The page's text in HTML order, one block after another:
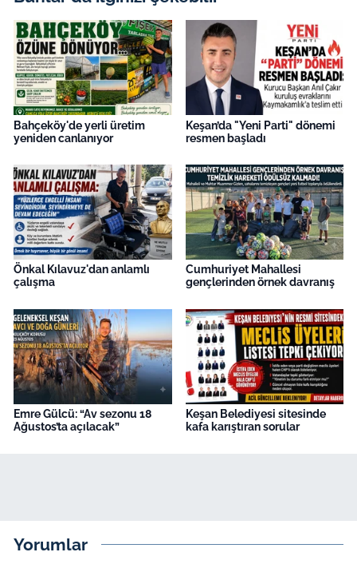
Bahçeköy'de yerli üretim
yeniden canlanıyor
Keşan’da "Yeni Parti" dönemi
resmen başladı
Önkal Kılavuz'dan anlamlı
çalışma
Cumhuriyet Mahallesi
gençlerinden örnek davranış
Emre Gülcü: “Av sezonu 18
Ağustos’ta açılacak”
Keşan Belediyesi sitesinde
kafa karıştıran sorular
Yorumlar